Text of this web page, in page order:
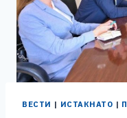
ВЕСТИ | ИСТАКНАТО |